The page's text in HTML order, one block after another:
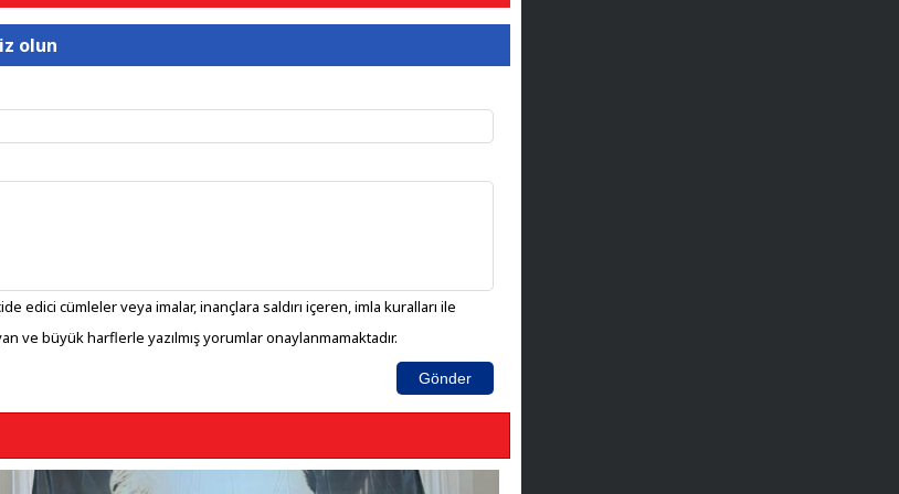
olun
edici cümleler veya imalar, inançlara saldırı içeren, imla kuralları ile
ve büyük harflerle yazılmış yorumlar onaylanmamaktadır.
Gönder